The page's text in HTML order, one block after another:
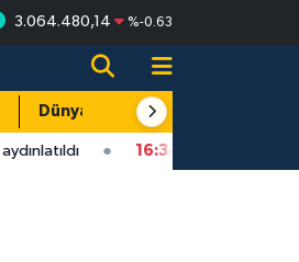
3.064.480,14 %-0.63
Dünya Resmi Reklamlar
16:34Isparta'da faytonu sollayan